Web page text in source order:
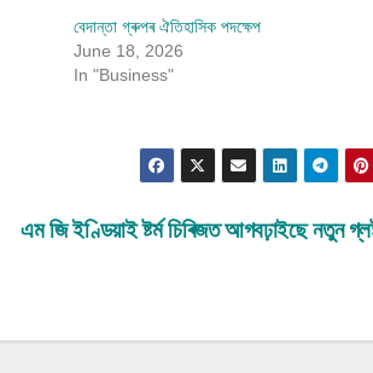
বেদান্তা গ্ৰুপৰ ঐতিহাসিক পদক্ষেপ
June 18, 2026
In "Business"
এম জি ইণ্ডিয়াই ষ্টৰ্ম চিৰিজত আগবঢ়াইছে নতুন